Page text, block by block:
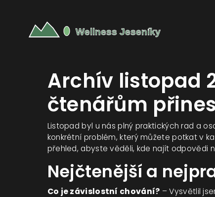
Archív listopad
čtenářům
Listopad byl u nás plný praktických rad a
konkrétní problém, který můžete potkat v
přehled, abyste věděli, kde najít odpovědi
Nejčtenější a
Co je závislostní chování? – Vysvětlil